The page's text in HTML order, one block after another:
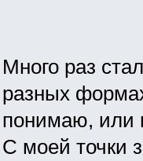
Много раз
разных
понимаю, или
С моей точки